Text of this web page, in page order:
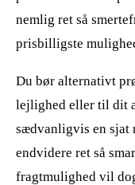
nemlig ret så
prisbilligste
Du bør alternativt
lejlighed eller til dit
sædvanligvis en sjat
endvidere ret så
fragtmulighed vil